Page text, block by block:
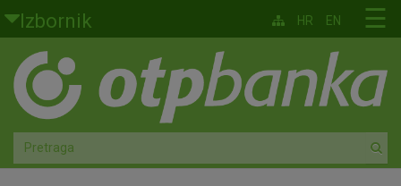
Skoči na glavni sadržaj
Izbornik
Građani
Privatno bankarstvo
Agro
☰
HR EN